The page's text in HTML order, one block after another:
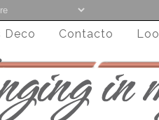
Deco Contacto